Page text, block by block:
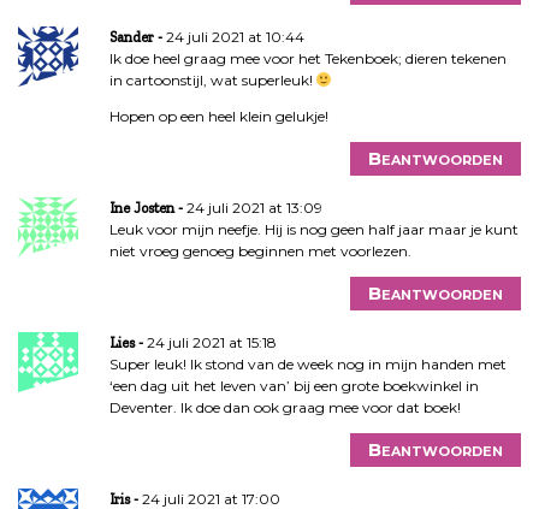
Sander
24 juli 2021 at 10:44
Ik doe heel graag mee voor het Tekenboek; dieren tekenen
in cartoonstijl, wat superleuk!
Hopen op een heel klein gelukje!
Beantwoorden
Ine Josten
24 juli 2021 at 13:09
Leuk voor mijn neefje. Hij is nog geen half jaar maar je kunt
niet vroeg genoeg beginnen met voorlezen.
Beantwoorden
Lies
24 juli 2021 at 15:18
Super leuk! Ik stond van de week nog in mijn handen met
‘een dag uit het leven van’ bij een grote boekwinkel in
Deventer. Ik doe dan ook graag mee voor dat boek!
Beantwoorden
Iris
24 juli 2021 at 17:00